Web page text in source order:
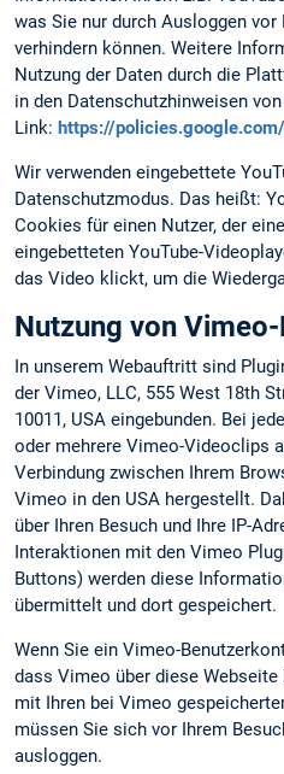
was Sie nur durch Ausloggen vor
verhindern können. Weitere
Nutzung der Daten durch die
in den Datenschutzhinweisen
Link: https://
Wir verwenden eingebettete
Datenschutzmodus. Das heißt:
Cookies für einen Nutzer, der
eingebetteten YouTube-
das Video klickt, um die
Nutzung von
In unserem Webauftritt sind
der Vimeo, LLC, 555 West 18th
10011, USA eingebunden. Bei
oder mehrere Vimeo-Videoclips
Verbindung zwischen Ihrem
Vimeo in den USA hergestellt.
über Ihren Besuch und Ihre IP-
Interaktionen mit den Vimeo
Buttons) werden diese
übermittelt und dort gespeichert.
Wenn Sie ein Vimeo-
dass Vimeo über diese
mit Ihren bei Vimeo
müssen Sie sich vor Ihrem
ausloggen.